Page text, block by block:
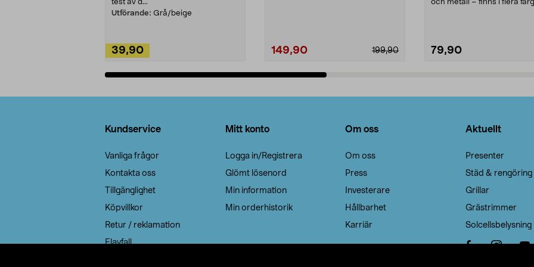
test av d...
Utförande: Grå/beige
39,90 199,90
149,90
och metall – finns i flera
79,90
Kundservice
Vanliga frågor
Kontakta oss
Tillgänglighet
Köpvillkor
Retur / reklamation
Elavfall
Mitt konto
Logga in/Registrera
Glömt lösenord
Min information
Min orderhistorik
Om oss
Om oss
Press
Investerare
Hållbarhet
Karriär
Aktuellt
Presenter
Städ & rengöring
Grillar
Grästrimmer
Solcellsbelysning